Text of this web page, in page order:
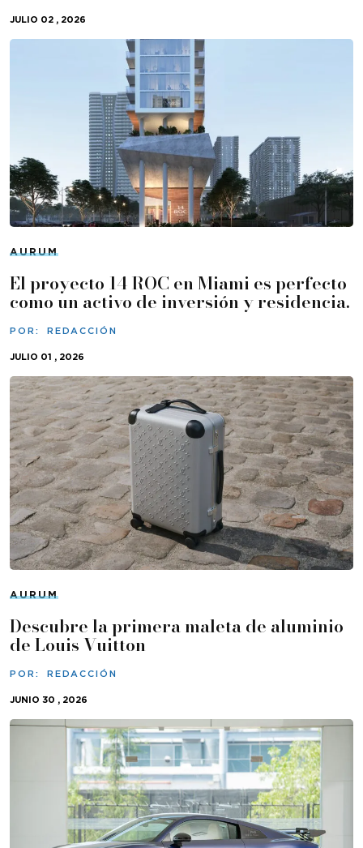
JULIO 02 , 2026
AURUM
El proyecto 14 ROC en Miami es perfecto
como un activo de inversión y residencia.
POR: REDACCIÓN
JULIO 01 , 2026
AURUM
Descubre la primera maleta de aluminio
de Louis Vuitton
POR: REDACCIÓN
JUNIO 30 , 2026